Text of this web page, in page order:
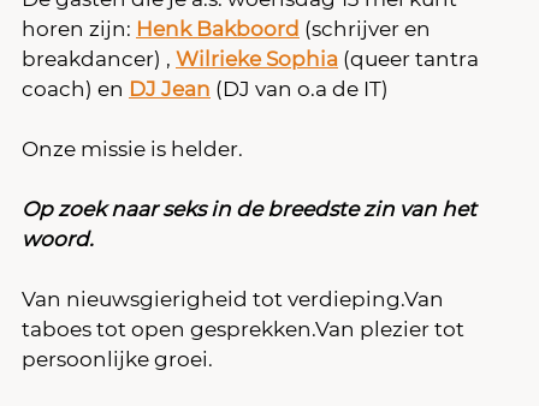
horen zijn: Henk Bakboord (schrijver en
breakdancer) , Wilrieke Sophia (queer tantra
coach) en DJ Jean (DJ van o.a de IT)
Onze missie is helder.
Op zoek naar seks in de breedste zin van het
woord.
Van nieuwsgierigheid tot verdieping.Van
taboes tot open gesprekken.Van plezier tot
persoonlijke groei.